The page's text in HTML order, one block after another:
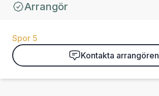
Arrangör
Spor 5
Kontakta arrangören